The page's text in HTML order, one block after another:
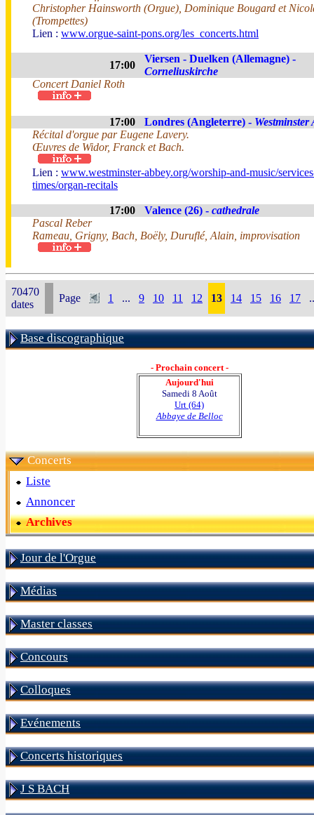
Christopher Hainsworth (Orgue), Dominique Bougard et
(Trompettes)
Lien : www.orgue-saint-pons.org/les_concerts.html
17:00
Viersen - Duelken (Allemagne) -
Corneliuskirche
Concert Daniel Roth
17:00 Londres (Angleterre) - Westminster
Récital d'orgue par Eugene Lavery.
Œuvres de Widor, Franck et Bach.
Lien : www.westminster-abbey.org/worship-and-music/
times/organ-recitals
17:00 Valence (26) - cathedrale
Pascal Reber
Rameau, Grigny, Bach, Boëly, Duruflé, Alain, improvisation
70470
dates
Page 1 ... 9 10 11 12 13 14 15 16 17
Base discographique
- Prochain concert -
Aujourd'hui
Samedi 8 Août
Urt (64)
Abbaye de Belloc
Concerts
Liste
Annoncer
Archives
Jour de l'Orgue
Médias
Master classes
Concours
Colloques
Evénements
Concerts historiques
J S BACH